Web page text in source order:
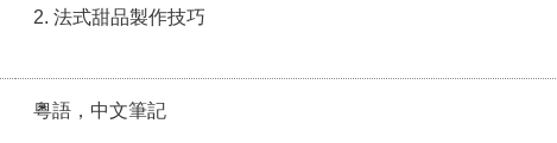
2. 法式甜品製作技巧
粵語，中文筆記